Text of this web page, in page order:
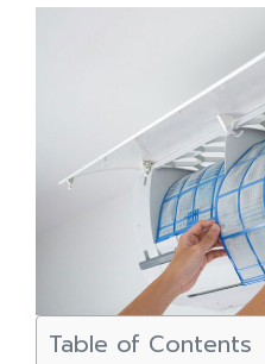
Table of Contents